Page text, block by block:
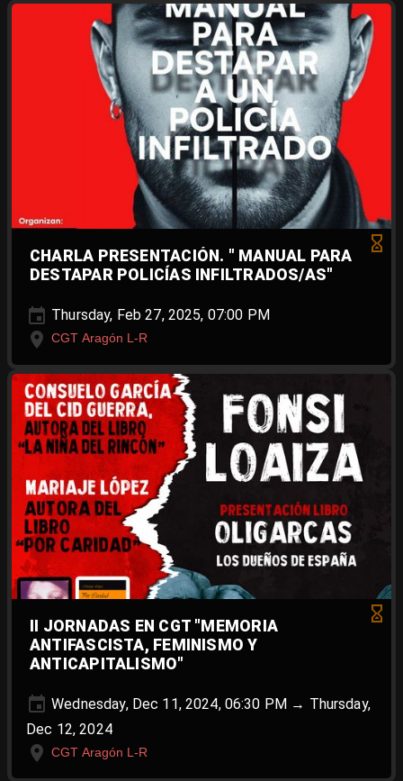
CHARLA PRESENTACIÓN. " MANUAL PARA
DESTAPAR POLICÍAS INFILTRADOS/AS"
Thursday, Feb 27, 2025, 07:00 PM
CGT Aragón L-R
II JORNADAS EN CGT "MEMORIA
ANTIFASCISTA, FEMINISMO Y
ANTICAPITALISMO"
Wednesday, Dec 11, 2024, 06:30 PM → Thursday,
Dec 12, 2024
CGT Aragón L-R